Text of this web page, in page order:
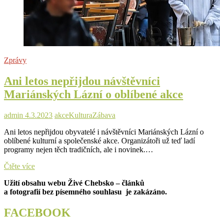
Zprávy
Ani letos nepřijdou návštěvníci
Mariánských Lázní o oblíbené akce
admin 4.3.2023 akceKulturaZábava
Ani letos nepřijdou obyvatelé i návštěvníci Mariánských Lázní o
oblíbené kulturní a společenské akce. Organizátoři už teď ladí
programy nejen těch tradičních, ale i novinek.…
Čtěte víceAni
nepřijdou
návštěvníci
Lázní
Užití obsahu webu Živé Chebsko – článků
a fotografií bez písemného souhlasu je zakázáno.
FACEBOOK